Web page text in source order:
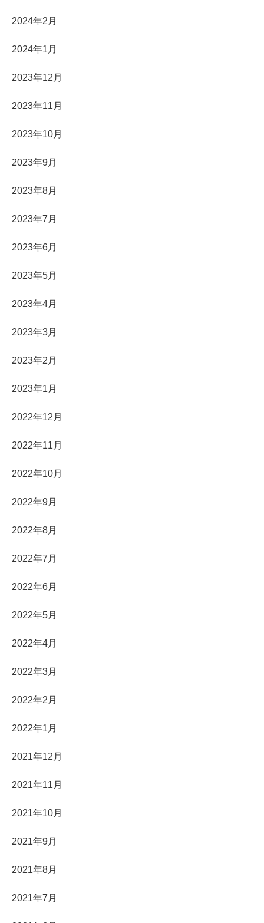
2024年2月
2024年1月
2023年12月
2023年11月
2023年10月
2023年9月
2023年8月
2023年7月
2023年6月
2023年5月
2023年4月
2023年3月
2023年2月
2023年1月
2022年12月
2022年11月
2022年10月
2022年9月
2022年8月
2022年7月
2022年6月
2022年5月
2022年4月
2022年3月
2022年2月
2022年1月
2021年12月
2021年11月
2021年10月
2021年9月
2021年8月
2021年7月